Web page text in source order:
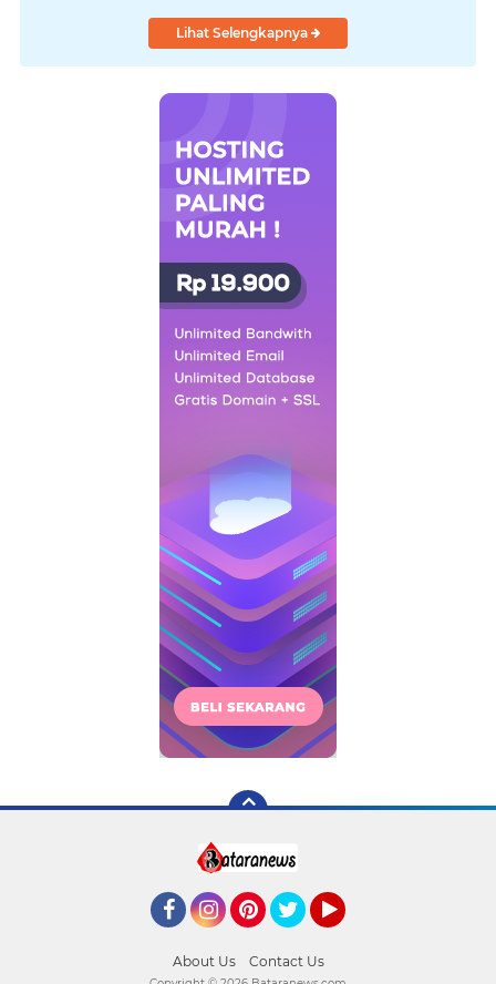
Lihat Selengkapnya
About Us Contact Us